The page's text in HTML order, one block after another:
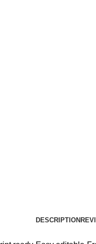
DESCRIPTION